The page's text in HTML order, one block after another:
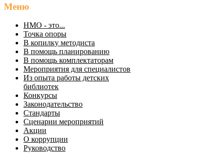
Меню
НМО - это...
Точка опоры
В копилку методиста
В помощь планированию
В помощь комплектаторам
Мероприятия для специалистов
Из опыта работы детских
библиотек
Конкурсы
Законодательство
Стандарты
Сценарии мероприятий
Акции
О коррупции
Руководство